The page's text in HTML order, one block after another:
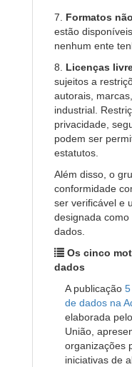
7. Formatos
estão
nenhum ente
8. Licenças
sujeitos a
autorais,
industrial.
privacidade,
podem ser
estatutos.
Além disso, o
conformidade
ser verificável e
designada
dados.
Os cinco
dados
A publicação
de dados na
elaborada
União,
organizações
iniciativas de